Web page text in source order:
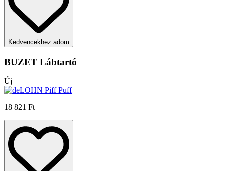
Kedvencekhez adom
BUZET Lábtartó
Új
18 821 Ft